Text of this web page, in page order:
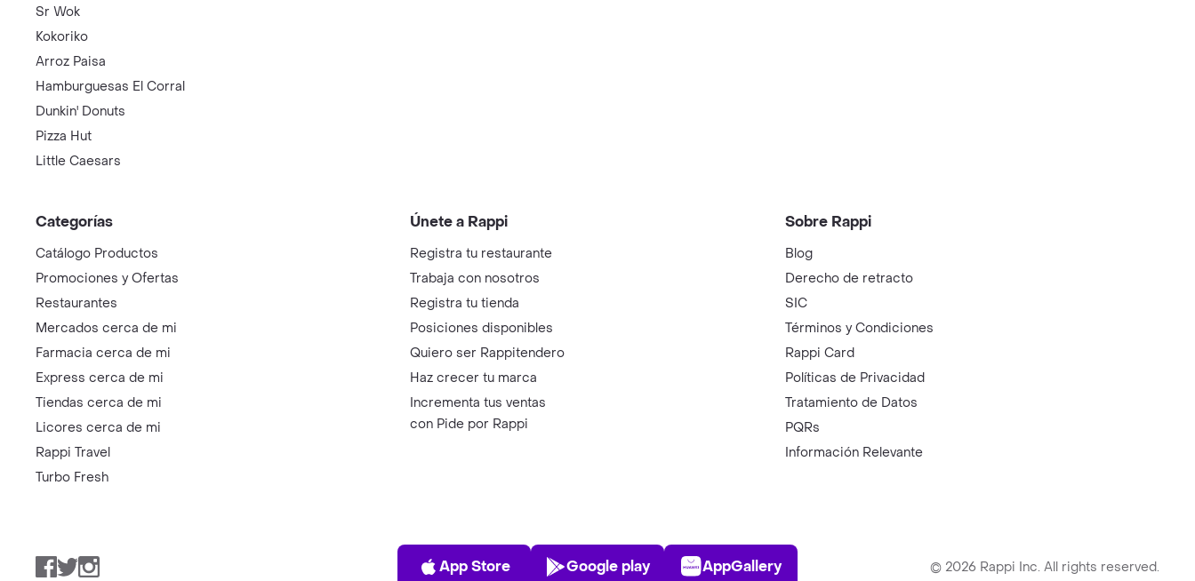
Sr Wok
Kokoriko
Arroz Paisa
Hamburguesas El Corral
Dunkin' Donuts
Pizza Hut
Little Caesars
Categorías
Catálogo Productos
Promociones y Ofertas
Restaurantes
Mercados cerca de mi
Farmacia cerca de mi
Express cerca de mi
Tiendas cerca de mi
Licores cerca de mi
Rappi Travel
Turbo Fresh
Únete a Rappi
Registra tu restaurante
Trabaja con nosotros
Registra tu tienda
Posiciones disponibles
Quiero ser Rappitendero
Haz crecer tu marca
Incrementa tus ventas
con Pide por Rappi
Sobre Rappi
Blog
Derecho de retracto
SIC
Términos y Condiciones
Rappi Card
Políticas de Privacidad
Tratamiento de Datos
PQRs
Información Relevante
Facebook
TwitterInstagram
App Store
App Store
Play Store
Google play
AppGallery
AppGallery © 2026 Rappi Inc. All rights reserved.